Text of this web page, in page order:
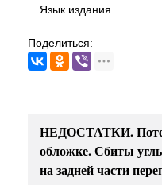
Язык издания
Поделиться:
НЕДОСТАТКИ.
обложке. Сбиты
на задней части